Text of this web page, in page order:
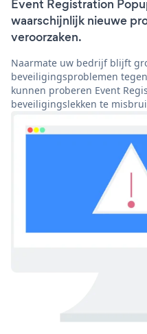
Event Registration
waarschijnlijk nieuwe
veroorzaken.
Naarmate uw bedrijf blijft
beveiligingsproblemen
kunnen proberen Event
beveiligingslekken te